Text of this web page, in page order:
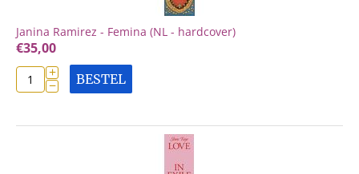
Janina Ramirez - Femina (NL - hardcover)
€35,00
+
− BESTEL